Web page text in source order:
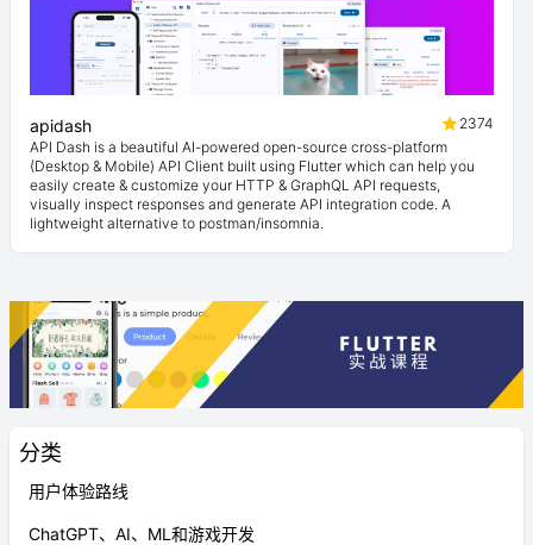
分类
用户体验路线
ChatGPT、AI、ML和游戏开发
apidash
2374
API Dash is a beautiful AI-powered open-source cross-platform
(Desktop & Mobile) API Client built using Flutter which can help you
easily create & customize your HTTP & GraphQL API requests,
visually inspect responses and generate API integration code. A
lightweight alternative to postman/insomnia.